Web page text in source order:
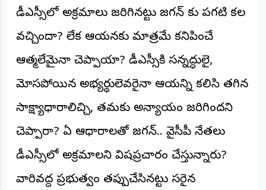
డీఎస్సీలో అక్రమాలు జరిగినట్టు జగన్ కు పగటి కల
వచ్చిందా? లేక ఆయనకు మాత్రమే కనిపించే
ఆత్మలేమైనా చెప్పాయా? డీఎస్సీకి సన్నద్ధులై,
మోసపోయిన అభ్యర్థులెవరైనా ఆయన్ని కలిసి తగిన
సాక్ష్యాధారాలిచ్చి, తమకు అన్యాయం జరిగిందని
చెప్పారా? ఏ ఆధారాలతో జగన్.. వైసీపీ నేతలు
డీఎస్సీలో అక్రమాలని విషప్రచారం చేస్తున్నారు?
వారివద్ద ప్రభుత్వం తప్పుచేసినట్టు సరైన